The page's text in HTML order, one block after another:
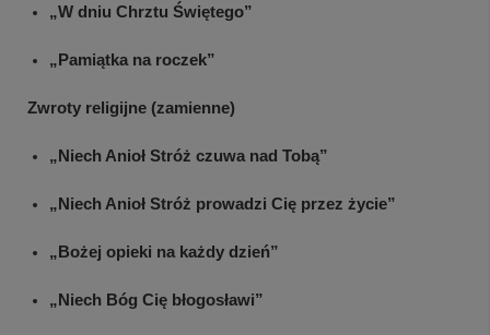
„W dniu Chrztu Świętego”
„Pamiątka na roczek”
Zwroty religijne (zamienne)
„Niech Anioł Stróż czuwa nad Tobą”
„Niech Anioł Stróż prowadzi Cię przez życie”
„Bożej opieki na każdy dzień”
„Niech Bóg Cię błogosławi”